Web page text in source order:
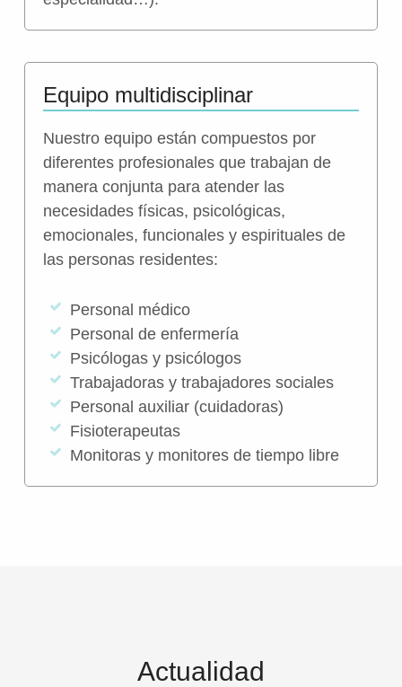
Equipo multidisciplinar
Nuestro equipo están compuestos por
diferentes profesionales que trabajan de
manera conjunta para atender las
necesidades físicas, psicológicas,
emocionales, funcionales y espirituales de
las personas residentes:
Personal médico
Personal de enfermería
Psicólogas y psicólogos
Trabajadoras y trabajadores sociales
Personal auxiliar (cuidadoras)
Fisioterapeutas
Monitoras y monitores de tiempo libre
Actualidad